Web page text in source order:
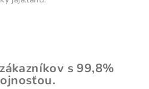
s 99,8%